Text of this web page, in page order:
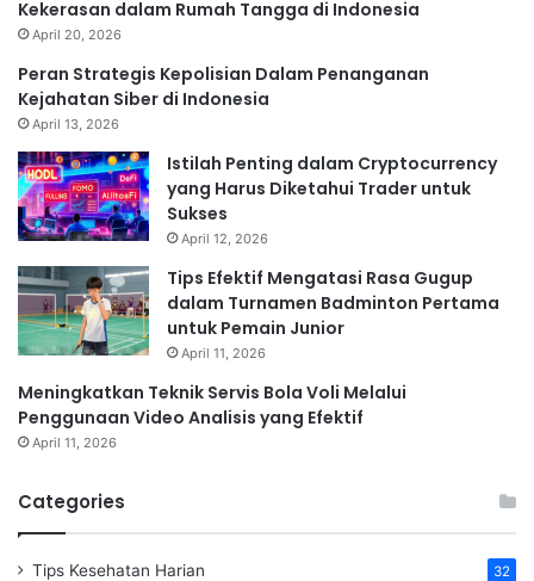
Kekerasan dalam Rumah Tangga di Indonesia
April 20, 2026
Peran Strategis Kepolisian Dalam Penanganan
Kejahatan Siber di Indonesia
April 13, 2026
Istilah Penting dalam Cryptocurrency
yang Harus Diketahui Trader untuk
Sukses
April 12, 2026
Tips Efektif Mengatasi Rasa Gugup
dalam Turnamen Badminton Pertama
untuk Pemain Junior
April 11, 2026
Meningkatkan Teknik Servis Bola Voli Melalui
Penggunaan Video Analisis yang Efektif
April 11, 2026
Categories
Tips Kesehatan Harian 32